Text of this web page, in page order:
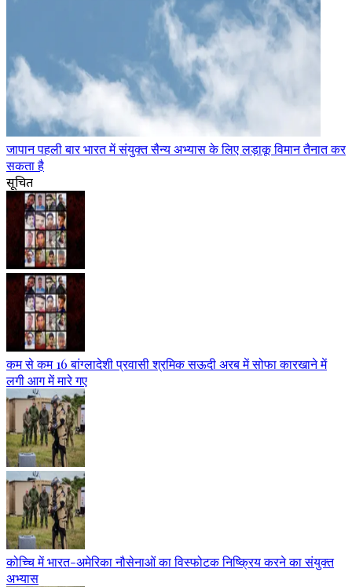
जापान पहली बार भारत में संयुक्त सैन्य अभ्यास के लिए लड़ाकू विमान तैनात कर
सकता है
सूचित
कम से कम 16 बांग्लादेशी प्रवासी श्रमिक सऊदी अरब में सोफा कारखाने में
लगी आग में मारे गए
कोच्चि में भारत-अमेरिका नौसेनाओं का विस्फोटक निष्क्रिय करने का संयुक्त
अभ्यास